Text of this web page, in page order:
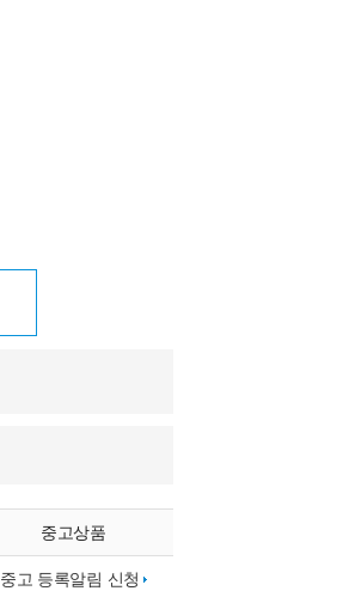
중고상품
중고 등록알림 신청